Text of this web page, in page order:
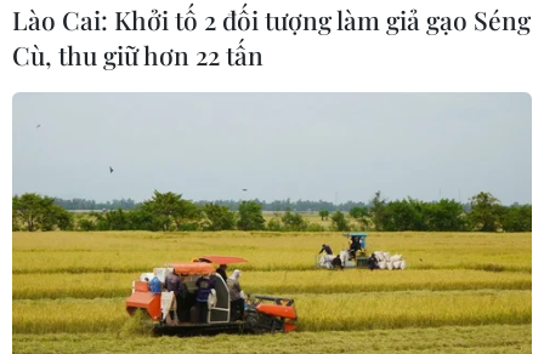
Lào Cai: Khởi tố 2 đối tượng làm giả gạo Séng
Cù, thu giữ hơn 22 tấn